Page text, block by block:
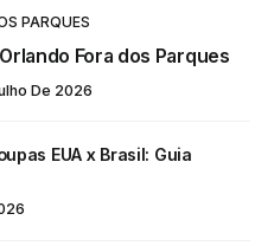
PARQUES
Fora dos Parques
De 2026
EUA x Brasil: Guia